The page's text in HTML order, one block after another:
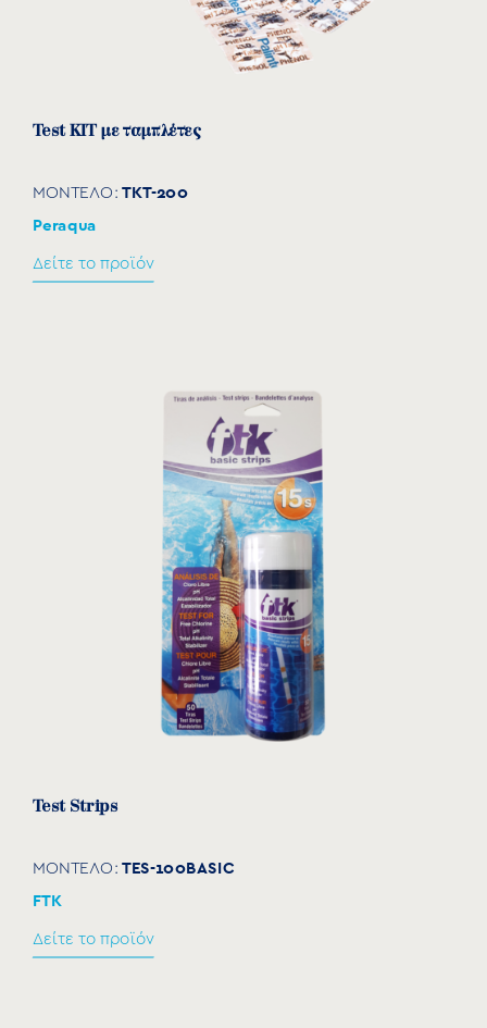
Test KIT με ταμπλέτες
ΜΟΝΤΕΛΟ:TKT-200
Peraqua
Δείτε το προϊόν
Test Strips
ΜΟΝΤΕΛΟ:TES-100BASIC
FTK
Δείτε το προϊόν